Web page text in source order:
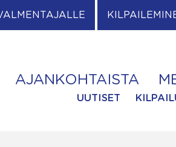
AJANKOHTAISTA
UUTISET